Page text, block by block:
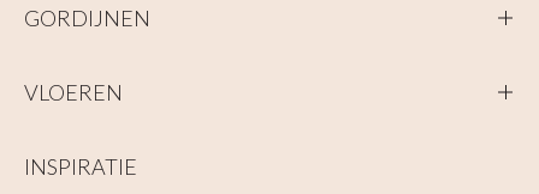
GORDIJNEN
VLOEREN
INSPIRATIE